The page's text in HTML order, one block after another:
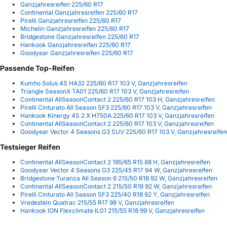
Ganzjahresreifen 225/60 R17
Continental Ganzjahresreifen 225/60 R17
Pirelli Ganzjahresreifen 225/60 R17
Michelin Ganzjahresreifen 225/60 R17
Bridgestone Ganzjahresreifen 225/60 R17
Hankook Ganzjahresreifen 225/60 R17
Goodyear Ganzjahresreifen 225/60 R17
Passende Top-Reifen
Kumho Solus 4S HA32 225/60 R17 103 V, Ganzjahresreifen
Triangle SeasonX TA01 225/60 R17 103 V, Ganzjahresreifen
Continental AllSeasonContact 2 225/60 R17 103 H, Ganzjahresreifen
Pirelli Cinturato All Season SF3 225/60 R17 103 V, Ganzjahresreifen
Hankook Kinergy 4S 2 X H750A 225/60 R17 103 V, Ganzjahresreifen
Continental AllSeasonContact 2 225/60 R17 103 V, Ganzjahresreifen
Goodyear Vector 4 Seasons G3 SUV 225/60 R17 103 V, Ganzjahresreifen
Testsieger Reifen
Continental AllSeasonContact 2 185/65 R15 88 H, Ganzjahresreifen
Goodyear Vector 4 Seasons G3 225/45 R17 94 W, Ganzjahresreifen
Bridgestone Turanza All Season 6 215/50 R18 92 W, Ganzjahresreifen
Continental AllSeasonContact 2 215/50 R18 92 W, Ganzjahresreifen
Pirelli Cinturato All Season SF3 225/40 R18 92 Y, Ganzjahresreifen
Vredestein Quatrac 215/55 R17 98 V, Ganzjahresreifen
Hankook ION Flexclimate IL01 215/55 R18 99 V, Ganzjahresreifen